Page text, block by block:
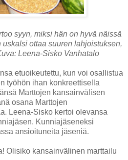
syyn, miksi hän on hyvä näissä
uskalsi ottaa suuren lahjoistuksen,
Leena-Sisko Vanhatalo
etuoikeutettu, kun voi osallistua
työhön ihan konkreettisella
Marttojen kansainvälisen
osana Marttojen
Leena-Sisko kertoi olevansa
Kunniajäseneksi
ansioituneita jäseniä.
Olisiko kansainvälinen marttailu